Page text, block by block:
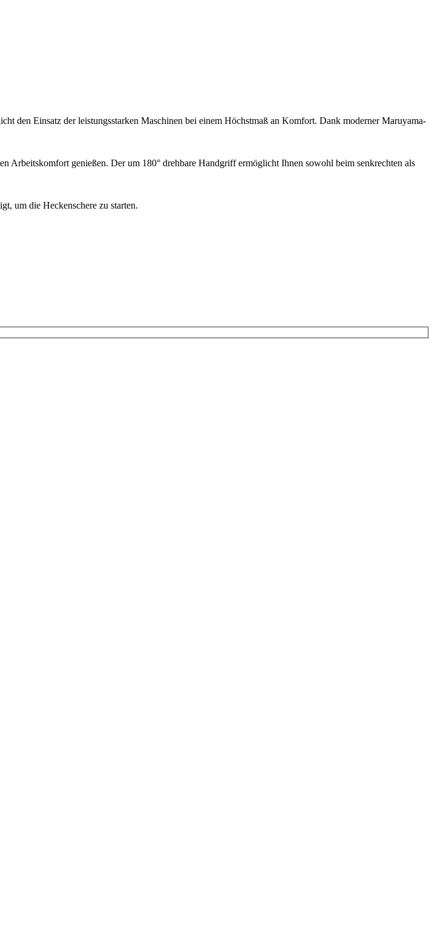
den Einsatz der leistungsstarken Maschinen bei einem Höchstmaß an Komfort. Dank moderner Maruyama-
Arbeitskomfort genießen. Der um 180° drehbare Handgriff ermöglicht Ihnen sowohl beim senkrechten als
um die Heckenschere zu starten.